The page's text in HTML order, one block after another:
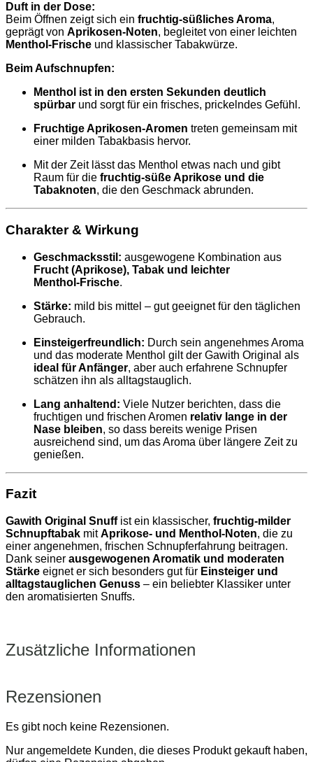
Duft in der Dose:
Beim Öffnen zeigt sich ein fruchtig‑süßliches Aroma,
geprägt von Aprikosen‑Noten, begleitet von einer leichten
Menthol‑Frische und klassischer Tabakwürze.
Beim Aufschnupfen:
Menthol ist in den ersten Sekunden deutlich
spürbar und sorgt für ein frisches, prickelndes Gefühl.
Fruchtige Aprikosen‑Aromen treten gemeinsam mit
einer milden Tabakbasis hervor.
Mit der Zeit lässt das Menthol etwas nach und gibt
Raum für die fruchtig‑süße Aprikose und die
Tabaknoten, die den Geschmack abrunden.
Charakter & Wirkung
Geschmacksstil: ausgewogene Kombination aus
Frucht (Aprikose), Tabak und leichter
Menthol‑Frische.
Stärke: mild bis mittel – gut geeignet für den täglichen
Gebrauch.
Einsteigerfreundlich: Durch sein angenehmes Aroma
und das moderate Menthol gilt der Gawith Original als
ideal für Anfänger, aber auch erfahrene Schnupfer
schätzen ihn als alltagstauglich.
Lang anhaltend: Viele Nutzer berichten, dass die
fruchtigen und frischen Aromen relativ lange in der
Nase bleiben, so dass bereits wenige Prisen
ausreichend sind, um das Aroma über längere Zeit zu
genießen.
Fazit
Gawith Original Snuffist ein klassischer, fruchtig‑milder
Schnupftabak mitAprikose‑ und Menthol‑Noten, die zu
einer angenehmen, frischen Schnupferfahrung beitragen.
Dank seiner ausgewogenen Aromatik und moderaten
Stärke eignet er sich besonders gut für Einsteiger und
alltagstauglichen Genuss – ein beliebter Klassiker unter
den aromatisierten Snuffs.
Zusätzliche Informationen
Rezensionen
Es gibt noch keine Rezensionen.
Nur angemeldete Kunden, die dieses Produkt gekauft haben,